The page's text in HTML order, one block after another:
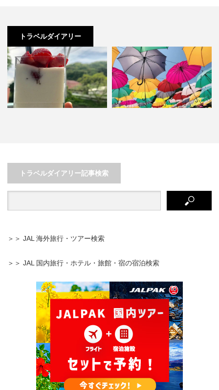
トラベルダイアリー
トラベルダイアリー記事検索
＞＞ JAL 海外旅行・ツアー検索
＞＞ JAL 国内旅行・ホテル・旅館・宿の宿泊検索